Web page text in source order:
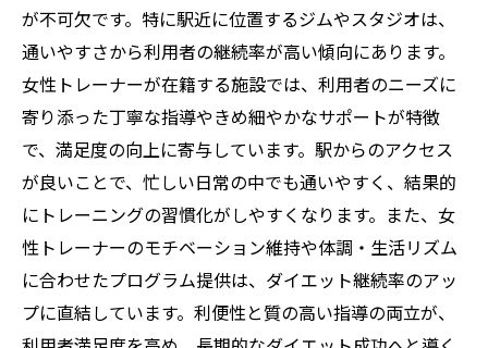
が不可欠です。特に駅近に位置するジムやスタジオは、
通いやすさから利用者の継続率が高い傾向にあります。
女性トレーナーが在籍する施設では、利用者のニーズに
寄り添った丁寧な指導やきめ細やかなサポートが特徴
で、満足度の向上に寄与しています。駅からのアクセス
が良いことで、忙しい日常の中でも通いやすく、結果的
にトレーニングの習慣化がしやすくなります。また、女
性トレーナーのモチベーション維持や体調・生活リズム
に合わせたプログラム提供は、ダイエット継続率のアッ
プに直結しています。利便性と質の高い指導の両立が、